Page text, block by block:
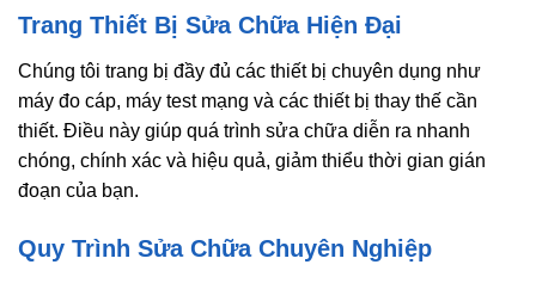
Trang Thiết Bị Sửa Chữa Hiện Đại
Chúng tôi trang bị đầy đủ các thiết bị chuyên dụng như
máy đo cáp, máy test mạng và các thiết bị thay thế cần
thiết. Điều này giúp quá trình sửa chữa diễn ra nhanh
chóng, chính xác và hiệu quả, giảm thiểu thời gian gián
đoạn của bạn.
Quy Trình Sửa Chữa Chuyên Nghiệp